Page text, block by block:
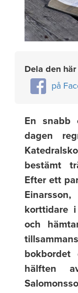
Dela den
på
En snabb
dagen
bestämt
Efter ett
korttidare
och
hälften